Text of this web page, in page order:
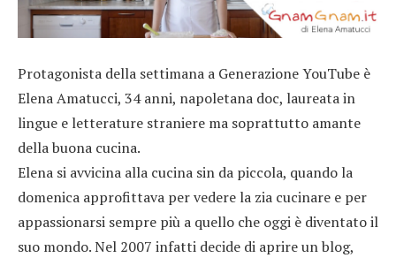
Protagonista della settimana a Generazione YouTube è
Elena Amatucci, 34 anni, napoletana doc, laureata in
lingue e letterature straniere ma soprattutto amante
della buona cucina.
Elena si avvicina alla cucina sin da piccola, quando la
domenica approfittava per vedere la zia cucinare e per
appassionarsi sempre più a quello che oggi è diventato il
suo mondo. Nel 2007 infatti decide di aprire un blog,